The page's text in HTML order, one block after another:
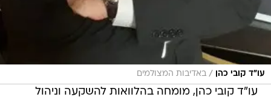
עו"ד קובי כהן / באדיבות המצולמים
עו"ד קובי כהן, מומחה בהלוואות להשקעה וניהול